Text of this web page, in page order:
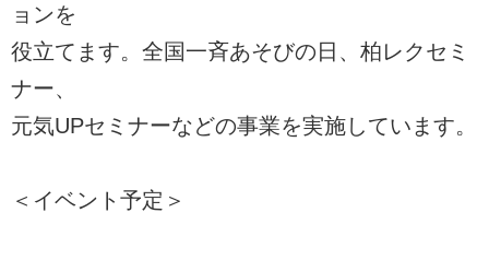
ョンを
役立てます。全国一斉あそびの日、柏レクセミ
ナー、
元気UPセミナーなどの事業を実施しています。
＜イベント予定＞